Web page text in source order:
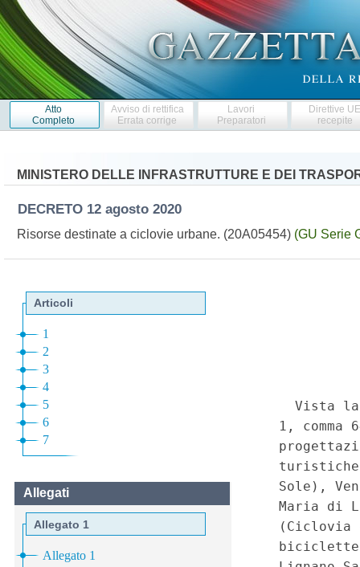
Atto
Completo
Avviso di rettifica
Errata corrige
Lavori
Preparatori
Direttive
recepite
MINISTERO DELLE INFRASTRUTTURE E DEI
DECRETO 12 agosto 2020
Risorse destinate a ciclovie urbane. (20A05454) (GU Serie